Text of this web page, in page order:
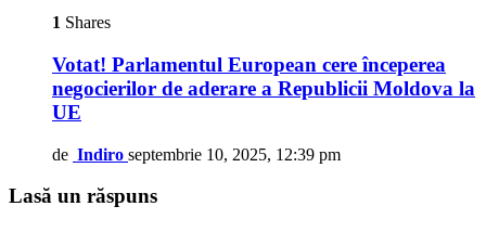
1 Shares
Votat! Parlamentul European cere începerea
negocierilor de aderare a Republicii Moldova la
UE
de Indiro septembrie 10, 2025, 12:39 pm
Lasă un răspuns